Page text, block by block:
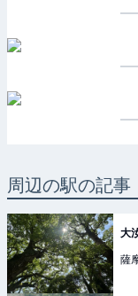
周辺の駅の記事
大
薩